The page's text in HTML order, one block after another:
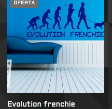
OFERTA
Evolution frenchie